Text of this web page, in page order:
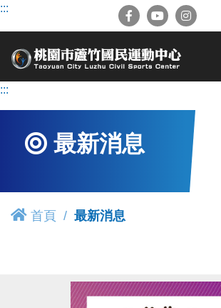
跳
容
:::
:::
最新消息
首頁 最新消息